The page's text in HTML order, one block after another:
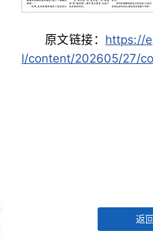
原文链接： https://
l/content/202605/27/
返